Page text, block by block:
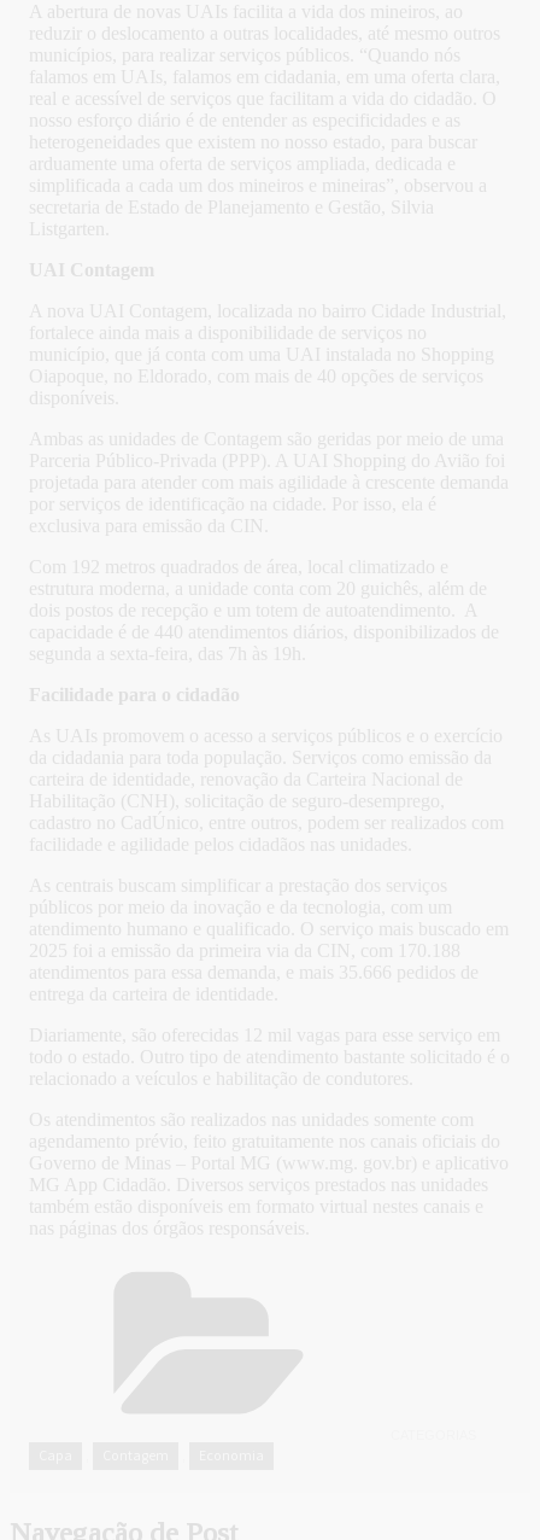
A abertura de novas UAIs facilita a vida dos mineiros, ao
reduzir o deslocamento a outras localidades, até mesmo outros
municípios, para realizar serviços públicos. “Quando nós
falamos em UAIs, falamos em cidadania, em uma oferta clara,
real e acessível de serviços que facilitam a vida do cidadão. O
nosso esforço diário é de entender as especificidades e as
heterogeneidades que existem no nosso estado, para buscar
arduamente uma oferta de serviços ampliada, dedicada e
simplificada a cada um dos mineiros e mineiras”, observou a
secretaria de Estado de Planejamento e Gestão, Silvia
Listgarten.
UAI Contagem
A nova UAI Contagem, localizada no bairro Cidade Industrial,
fortalece ainda mais a disponibilidade de serviços no
município, que já conta com uma UAI instalada no Shopping
Oiapoque, no Eldorado, com mais de 40 opções de serviços
disponíveis.
Ambas as unidades de Contagem são geridas por meio de uma
Parceria Público-Privada (PPP). A UAI Shopping do Avião foi
projetada para atender com mais agilidade à crescente demanda
por serviços de identificação na cidade. Por isso, ela é
exclusiva para emissão da CIN.
Com 192 metros quadrados de área, local climatizado e
estrutura moderna, a unidade conta com 20 guichês, além de
dois postos de recepção e um totem de autoatendimento. A
capacidade é de 440 atendimentos diários, disponibilizados de
segunda a sexta-feira, das 7h às 19h.
Facilidade para o cidadão
As UAIs promovem o acesso a serviços públicos e o exercício
da cidadania para toda população. Serviços como emissão da
carteira de identidade, renovação da Carteira Nacional de
Habilitação (CNH), solicitação de seguro-desemprego,
cadastro no CadÚnico, entre outros, podem ser realizados com
facilidade e agilidade pelos cidadãos nas unidades.
As centrais buscam simplificar a prestação dos serviços
públicos por meio da inovação e da tecnologia, com um
atendimento humano e qualificado. O serviço mais buscado em
2025 foi a emissão da primeira via da CIN, com 170.188
atendimentos para essa demanda, e mais 35.666 pedidos de
entrega da carteira de identidade.
Diariamente, são oferecidas 12 mil vagas para esse serviço em
todo o estado. Outro tipo de atendimento bastante solicitado é o
relacionado a veículos e habilitação de condutores.
Os atendimentos são realizados nas unidades somente com
agendamento prévio, feito gratuitamente nos canais oficiais do
Governo de Minas – Portal MG (www.mg. gov.br) e aplicativo
MG App Cidadão. Diversos serviços prestados nas unidades
também estão disponíveis em formato virtual nestes canais e
nas páginas dos órgãos responsáveis.
Navegação de Post